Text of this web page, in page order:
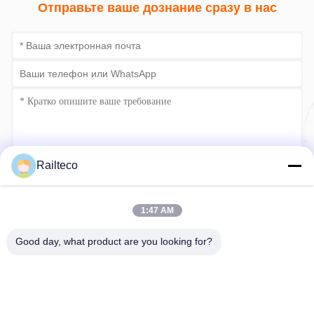
Отправьте ваше дознание сразу в нас
Railteco
1:47 AM
Good day, what product are you looking for?